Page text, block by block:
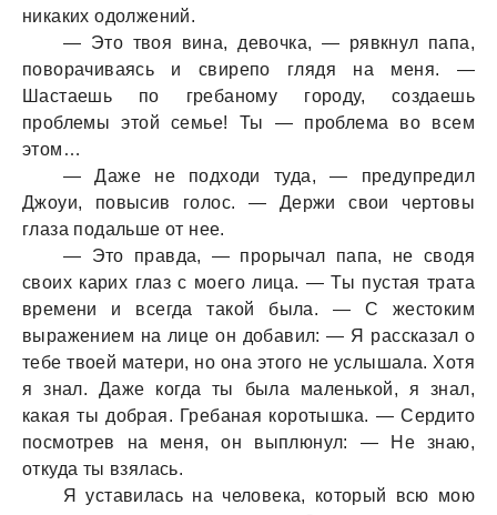
никаких одолжений.
— Это твоя вина, девочка, — рявкнул папа,
поворачиваясь и свирепо глядя на меня. —
Шастаешь по гребаному городу, создаешь
проблемы этой семье! Ты — проблема во всем
этом…
— Даже не подходи туда, — предупредил
Джоуи, повысив голос. — Держи свои чертовы
глаза подальше от нее.
— Это правда, — прорычал папа, не сводя
своих карих глаз с моего лица. — Ты пустая трата
времени и всегда такой была. — С жестоким
выражением на лице он добавил: — Я рассказал о
тебе твоей матери, но она этого не услышала. Хотя
я знал. Даже когда ты была маленькой, я знал,
какая ты добрая. Гребаная коротышка. — Сердито
посмотрев на меня, он выплюнул: — Не знаю,
откуда ты взялась.
Я уставилась на человека, который всю мою